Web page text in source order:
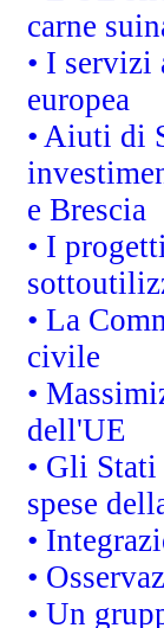
carne
• I servizi
europea
• Aiuti di
e Brescia
• I
• La
civile
•
dell'UE
• Gli
spese
•
•
• Un